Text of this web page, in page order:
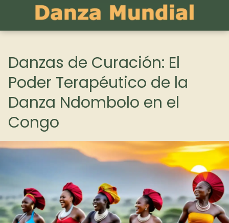
Danzas de Curación: El
Poder Terapéutico de la
Danza Ndombolo en el
Congo